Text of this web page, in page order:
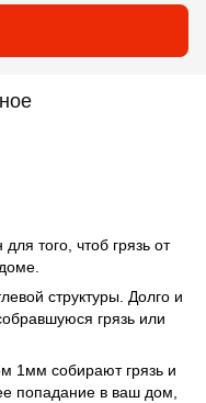
того, чтоб грязь от
структуры. Долго и
грязь или
1мм собирают грязь и
попадание в ваш дом,